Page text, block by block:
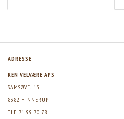
ADRESSE
REN VELVÆRE APS
SAMSØVEJ 13
8382 HINNERUP
TLF. 71 99 70 78